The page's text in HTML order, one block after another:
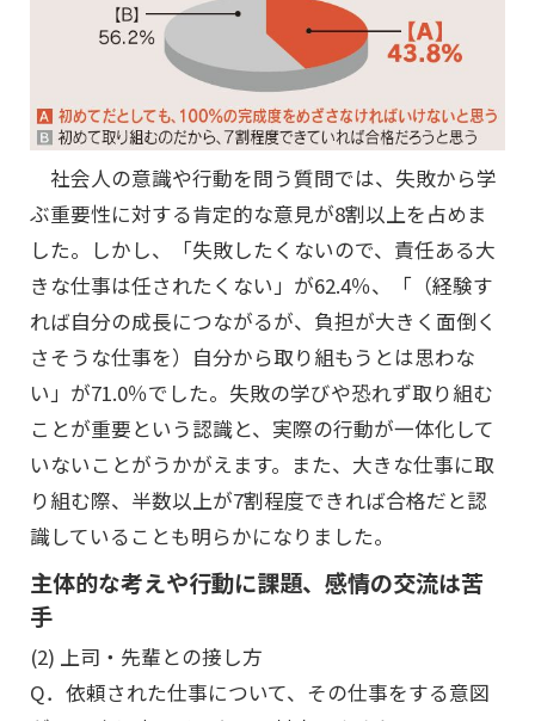
社会人の意識や行動を問う質問では、失敗から学
ぶ重要性に対する肯定的な意見が8割以上を占めま
した。しかし、「失敗したくないので、責任ある大
きな仕事は任されたくない」が62.4％、「（経験す
れば自分の成長につながるが、負担が大きく面倒く
さそうな仕事を）自分から取り組もうとは思わな
い」が71.0％でした。失敗の学びや恐れず取り組む
ことが重要という認識と、実際の行動が一体化して
いないことがうかがえます。また、大きな仕事に取
り組む際、半数以上が7割程度できれば合格だと認
識していることも明らかになりました。
主体的な考えや行動に課題、感情の交流は苦
手
(2) 上司・先輩との接し方
Q．依頼された仕事について、その仕事をする意図